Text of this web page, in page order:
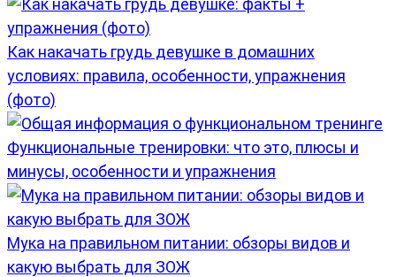
Как накачать грудь девушке в домашних
условиях: правила, особенности, упражнения
(фото)
Функциональные тренировки: что это, плюсы и
минусы, особенности и упражнения
Мука на правильном питании: обзоры видов и
какую выбрать для ЗОЖ